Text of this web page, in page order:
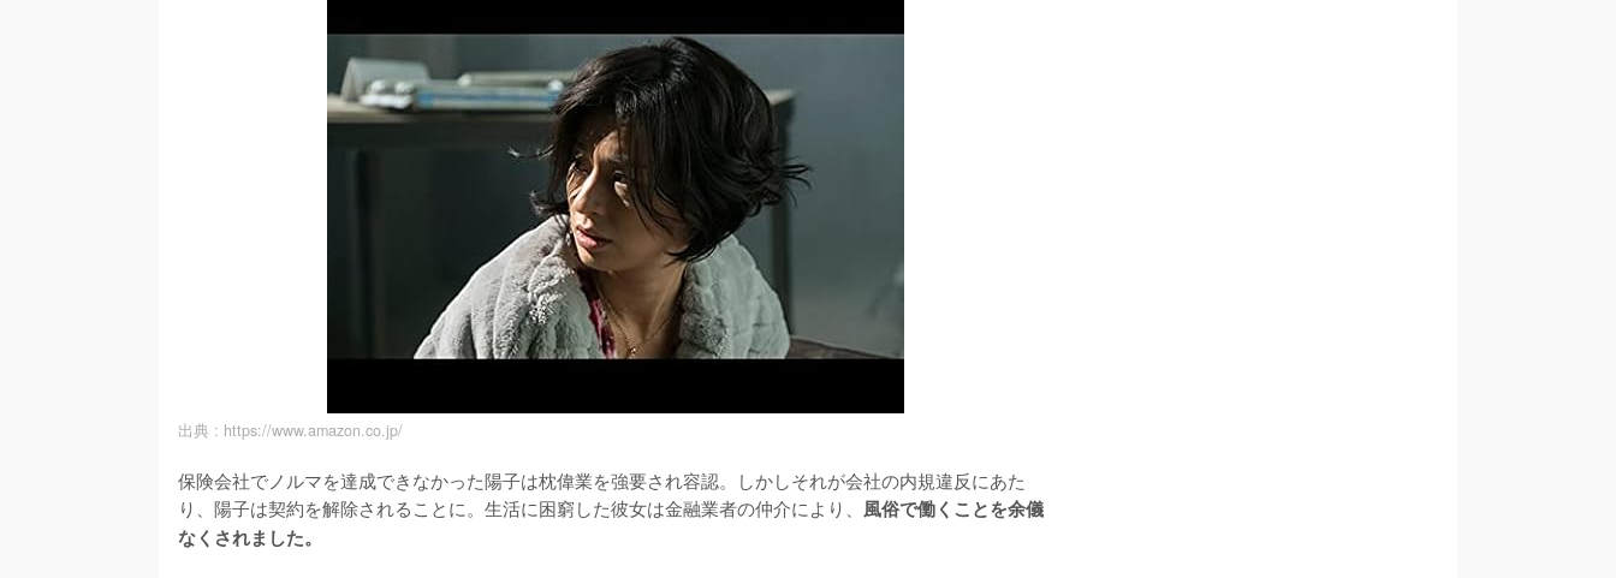
出典 : https://www.amazon.co.jp/
保険会社でノルマを達成できなかった陽子は枕偉業を強要され容認。しかしそれが会社の内規違反にあた
り、陽子は契約を解除されることに。生活に困窮した彼女は金融業者の仲介により、 風俗で働くことを余儀
なくされました。